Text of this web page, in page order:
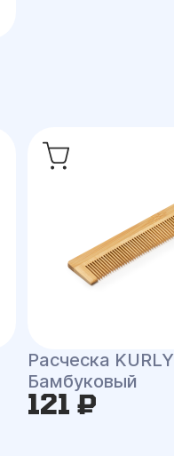
Расческа
Бамбуковый
121 ₽